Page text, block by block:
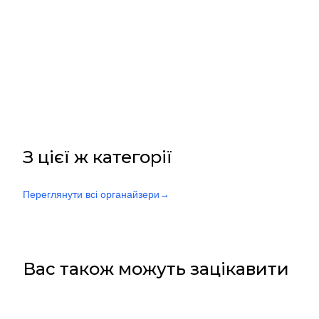
З цієї ж категорії
Переглянути всі органайзери→
Вас також можуть зацікавити